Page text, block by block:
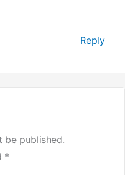
Reply
be published.
*